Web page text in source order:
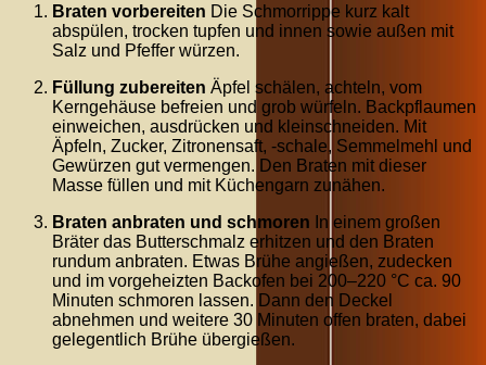
Braten vorbereiten Die Schmorrippe kurz kalt
abspülen, trocken tupfen und innen sowie außen mit
Salz und Pfeffer würzen.
Füllung zubereiten Äpfel schälen, achteln, vom
Kerngehäuse befreien und grob würfeln. Backpflaumen
einweichen, ausdrücken und kleinschneiden. Mit
Äpfeln, Zucker, Zitronensaft, -schale, Semmelmehl und
Gewürzen gut vermengen. Den Braten mit dieser
Masse füllen und mit Küchengarn zunähen.
Braten anbraten und schmoren In einem großen
Bräter das Butterschmalz erhitzen und den Braten
rundum anbraten. Etwas Brühe angießen, zudecken
und im vorgeheizten Backofen bei 200–220 °C ca. 90
Minuten schmoren lassen. Dann den Deckel
abnehmen und weitere 30 Minuten offen braten, dabei
gelegentlich Brühe übergießen.